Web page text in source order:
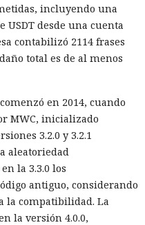
incluyendo una
desde una cuenta
contabilizó 2114 frases
total es de al menos
en 2014, cuando
MWC, inicializado
3.2.0 y 3.2.1
aleatoriedad
la 3.3.0 los
antiguo, considerando
la compatibilidad. La
la versión 4.0.0,